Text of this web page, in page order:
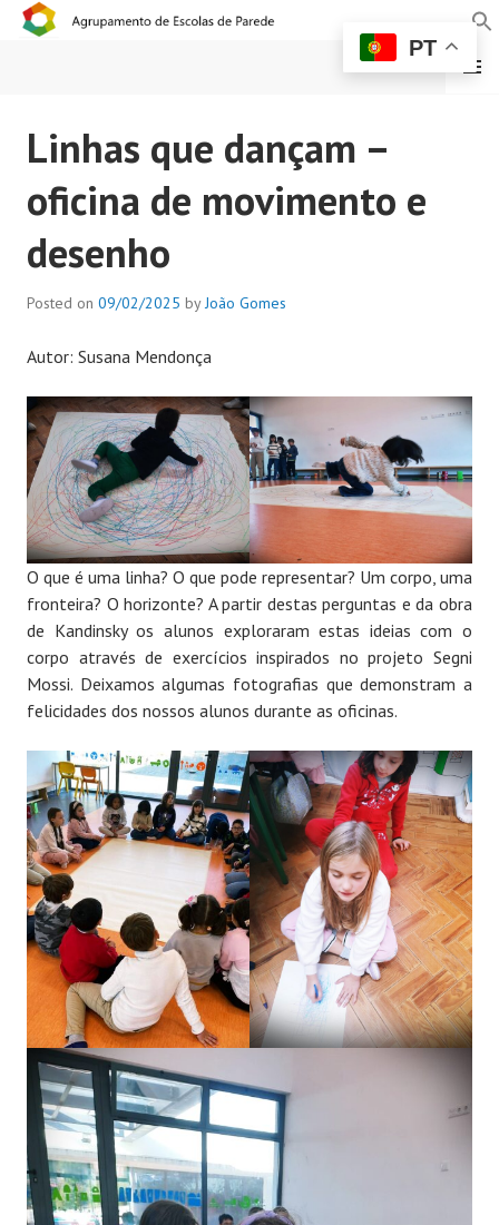
AGRUPAMENTO DE
ESCOLAS DE PAREDE
MENU
Linhas que dançam –
oficina de movimento e
desenho
Posted on 09/02/2025 byJoão Gomes
Autor: Susana Mendonça
O que é uma linha? O que pode representar? Um corpo, uma
fronteira? O horizonte? A partir destas perguntas e da obra
de Kandinsky os alunos exploraram estas ideias com o
corpo através de exercícios inspirados no projeto Segni
Mossi. Deixamos algumas fotografias que demonstram a
felicidades dos nossos alunos durante as oficinas.
PT